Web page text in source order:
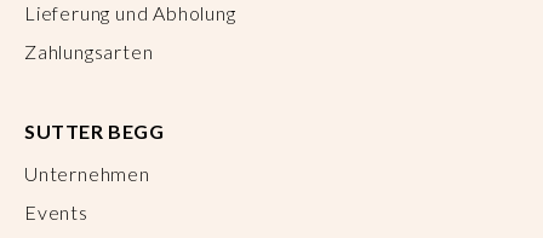
Lieferung und Abholung
Zahlungsarten
SUTTER BEGG
Unternehmen
Events